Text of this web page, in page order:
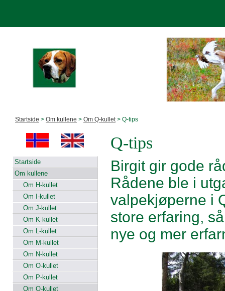
Startside > Om kullene > Om Q-kullet> Q-tips
Startside
Om kullene
Om H-kullet
Om I-kullet
Om J-kullet
Om K-kullet
Om L-kullet
Om M-kullet
Om N-kullet
Om O-kullet
Om P-kullet
Om Q-kullet
Q-tips
Birgit gir gode
Rådene ble i
valpekjøperne i
store erfaring,
nye og mer